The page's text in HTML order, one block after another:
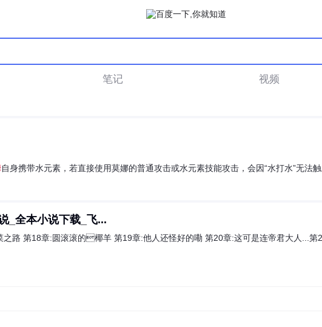
笔记 视频
自身携带水元素，若直接使用莫娜的普通攻击或水元素技能攻击，会因“水打水”无法
_全本小说下载_飞...
之路 第18章:圆滚滚的椰羊 第19章:他人还怪好的嘞 第20章:这可是连帝君大人...